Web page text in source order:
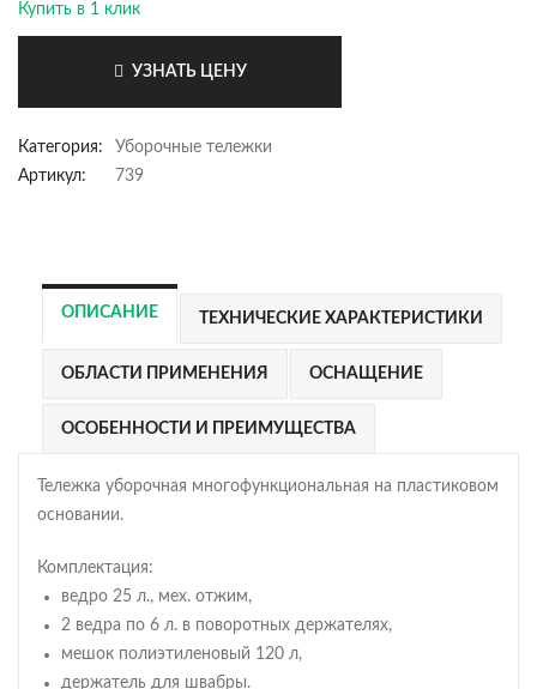
Купить в 1 клик
УЗНАТЬ ЦЕНУ
Категория:
Уборочные тележки
Артикул:
739
ОПИСАНИЕ ТЕХНИЧЕСКИЕ ХАРАКТЕРИСТИКИ
ОБЛАСТИ ПРИМЕНЕНИЯ ОСНАЩЕНИЕ
ОСОБЕННОСТИ И ПРЕИМУЩЕСТВА
Тележка уборочная многофункциональная на пластиковом
основании.
Комплектация:
ведро 25 л., мех. отжим,
2 ведра по 6 л. в поворотных держателях,
мешок полиэтиленовый 120 л,
держатель для швабры.